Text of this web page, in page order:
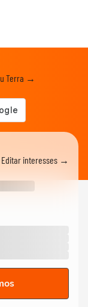
Terra →
Editar interesses →